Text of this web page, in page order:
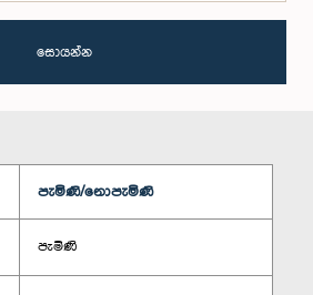
සොයන්න
පැමිණි/නොපැමිණි
පැමිණි